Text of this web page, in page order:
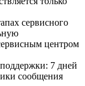
сервисного
центром
7 дней
сообщения